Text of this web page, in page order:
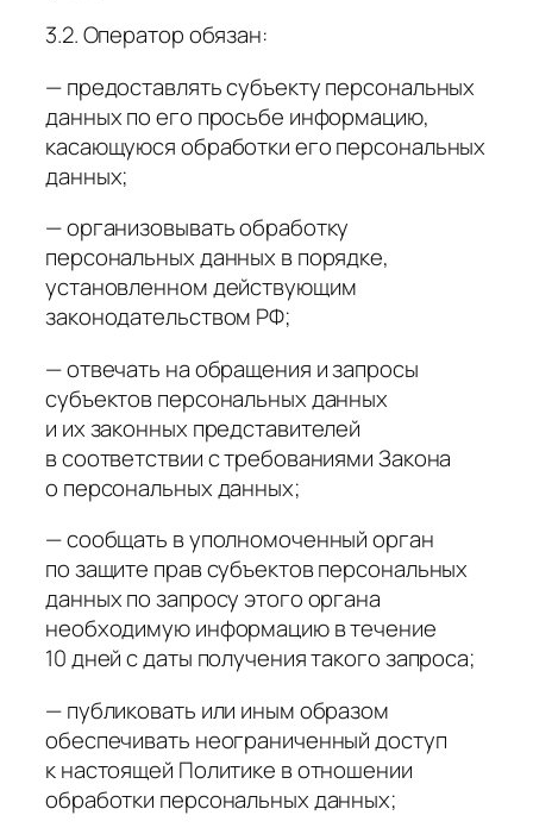
3.2. Оператор обязан:
— предоставлять субъекту персональных
данных по его просьбе информацию,
касающуюся обработки его персональных
данных;
— организовывать обработку
персональных данных в порядке,
установленном действующим
законодательством РФ;
— отвечать на обращения и запросы
субъектов персональных данных
и их законных представителей
в соответствии с требованиями Закона
о персональных данных;
— сообщать в уполномоченный орган
по защите прав субъектов персональных
данных по запросу этого органа
необходимую информацию в течение
10 дней с даты получения такого запроса;
— публиковать или иным образом
обеспечивать неограниченный доступ
к настоящей Политике в отношении
обработки персональных данных;